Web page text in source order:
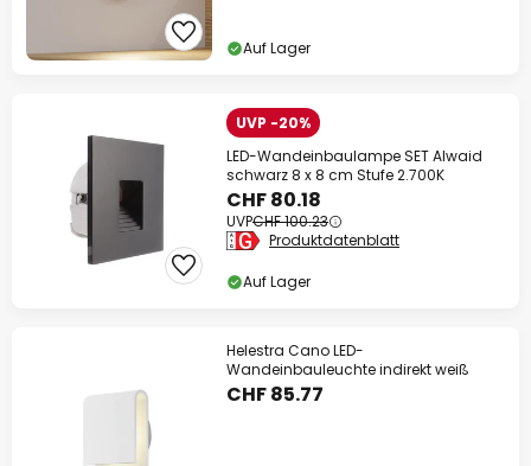
Auf Lager
UVP -20%
LED-Wandeinbaulampe SET Alwaid
schwarz 8 x 8 cm Stufe 2.700K
CHF 80.18
UVPCHF 100.23
Produktdatenblatt
Auf Lager
Helestra Cano LED-
Wandeinbauleuchte indirekt weiß
CHF 85.77